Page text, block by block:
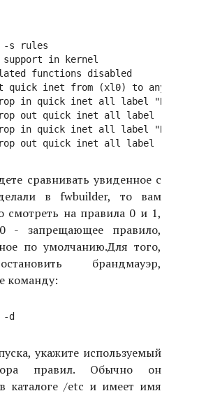
s rules
support in kernel
functions disabled
quick inet from (xl0) to any keep
in quick inet all label "RULE 1 --
out quick inet all label "RULE 1
in quick inet all label "RULE
сравнивать увиденное с
в fwbuilder, то вам
смотреть на правила 0 и 1,
- запрещающее правило,
по умолчанию.Для того,
брандмауэр,
команду:
укажите используемый
правил. Обычно он
каталоге /etc и имеет имя